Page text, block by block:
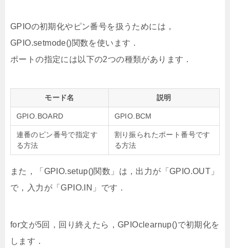
GPIOの初期化やピン番号を扱うためには，
GPIO.setmode()関数を使います．
ポートの指定には以下の2つの種類があります．
モード名 説明
GPIO.BOARD GPIO.BCM
連番のピン番号で指定す
る方法
割り振られたポート番号です
る方法
また，「GPIO.setup()関数」は，出力が「GPIO.OUT」
で，入力が「GPIO.IN」です．
for文が5回，回り終えたら，GPIOclearnup()で初期化を
します．